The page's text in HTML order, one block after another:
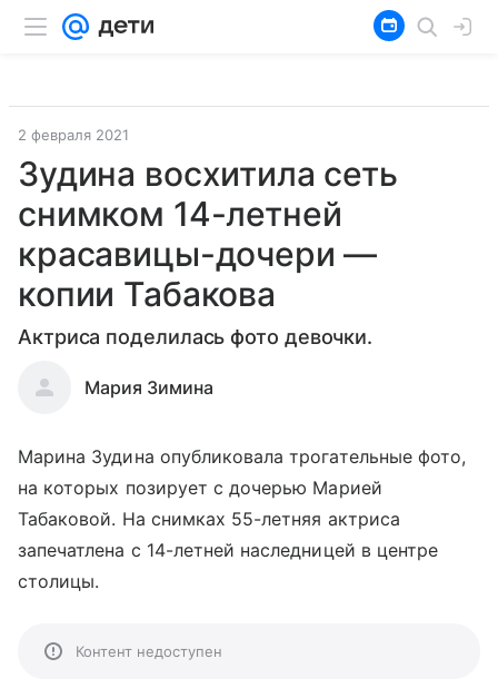
2 февраля 2021
Зудина восхитила сеть
снимком 14-летней
красавицы-дочери —
копии Табакова
Актриса поделилась фото девочки.
Мария Зимина
Марина Зудина опубликовала трогательные фото,
на которых позирует с дочерью Марией
Табаковой. На снимках 55-летняя актриса
запечатлена с 14-летней наследницей в центре
столицы.
Контент недоступен